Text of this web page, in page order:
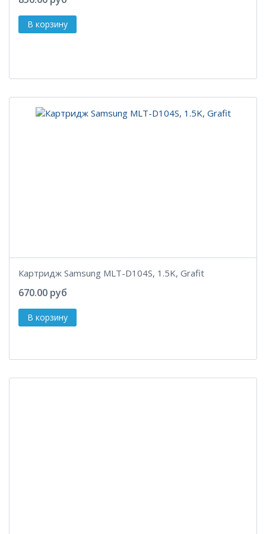
Картридж Samsung MLT-D104S, 1.5K, Grafit
670.00 руб